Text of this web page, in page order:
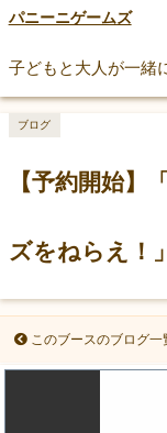
パニーニゲームズ
子どもと大人が一緒
【予約開始】
ズをねらえ！
ブログ
このブースのブログ一